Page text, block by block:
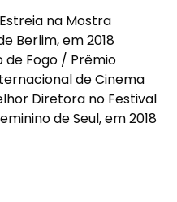
na Mostra
Berlim, em 2018
de Fogo / Prêmio
de Cinema
Diretora no Festival
de Seul, em 2018